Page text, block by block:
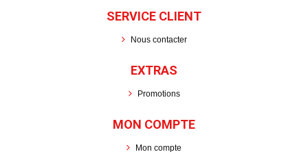
SERVICE CLIENT
Nous contacter
EXTRAS
Promotions
MON COMPTE
Mon compte